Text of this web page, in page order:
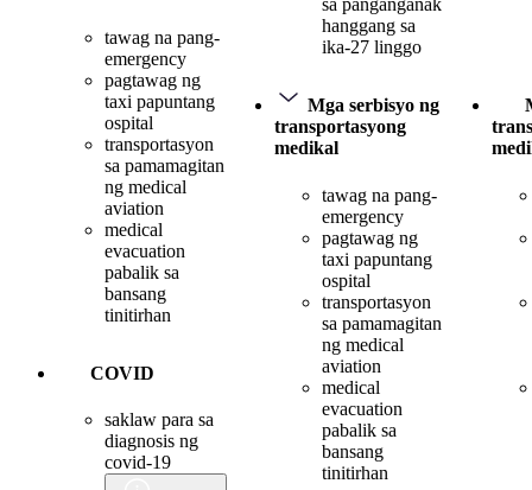
tawag na pang-
emergency
pagtawag ng
taxi papuntang
ospital
transportasyon
sa pamamagitan
ng medical
aviation
medical
evacuation
pabalik sa
bansang
tinitirhan
COVID
saklaw para sa
diagnosis ng
covid-19
sa panganganak
hanggang sa
ika-27 linggo
Mga serbisyo ng
transportasyong
medikal
tawag na pang-
emergency
pagtawag ng
taxi papuntang
ospital
transportasyon
sa pamamagitan
ng medical
aviation
medical
evacuation
pabalik sa
bansang
tinitirhan